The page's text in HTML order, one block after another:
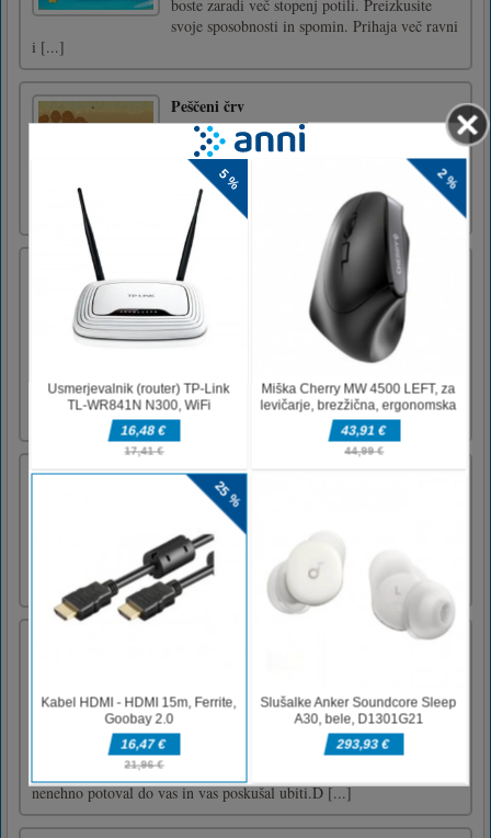
boste zaradi več stopenj potili. Preizkusite
svoje sposobnosti in spomin. Prihaja več ravni
i [...]
Peščeni črv
Koplji po zemlji kot velik pošastni črv. Rastite
tako, da jeste sovražnike, zbirajte moči in
premagajte vedno večje število sovražnih
čet.dotik miške
Zbirka sestavljank Anna Frozen
Vam je všeč risanka "Ledeno kraljestvo"?
Prepričani smo, da se že veselite nadaljevanja
te neverjetne zgodbe, dveh sester Anne in
Else. No, pripravljeni smo, da malo odpremo
pomočjo kul ugank, ki bodo prikazale najbolj
vznemirlji [...]
Svet bazena z 8 žogicami
Igrajte 8 ball pool na spletu. Igro lahko igrate
s svojim prijateljem!Miška
grozljivka dojenček v rumenem proti
Evil Scary Simulator. To je grozljivka
preživetja, ki uporablja reševanje ugank.
Raziskava okolja Beg, da bi Davida pobegnil
Lahko se skrijete v omaro ali pod posteljo. Evil ghost Monster bo
nenehno potoval do vas in vas poskušal ubiti.D [...]